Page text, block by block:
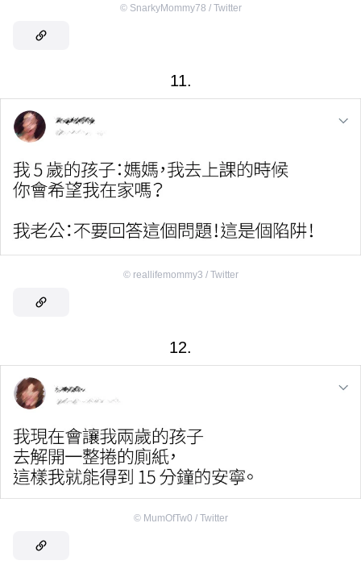
© SnarkyMommy78 / Twitter
11.
© reallifemommy3 / Twitter
12.
© MumOfTw0 / Twitter